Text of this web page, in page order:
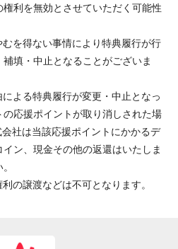
利を無効とさせていただく可能性
を得ない事情により特典履行が行
填・中止となることがございま
よる特典履行が変更・中止となっ
応援ポイントが取り消しされた場
社は当該応援ポイントにかかるデ
ン、現金その他の返還はいたしま
の譲渡などは不可となります。